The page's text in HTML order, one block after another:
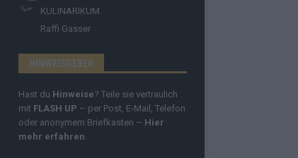
KULINARIKUM.
Raffi Gasser
HINWEISGEBER
Hast du Hinweise? Teile sie vertraulich
mit FLASH UP – per Post, E-Mail, Telefon
oder anonymem Briefkasten – Hier
mehr erfahren.